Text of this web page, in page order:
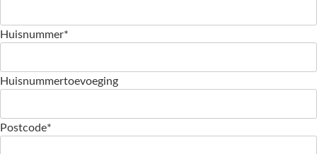
Huisnummer*
Huisnummertoevoeging
Postcode*